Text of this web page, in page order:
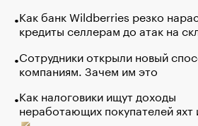
Как банк Wildberries резко
кредиты селлерам до атак на
Сотрудники открыли новый
компаниям. Зачем им это
Как налоговики ищут доходы
неработающих покупателей яхт